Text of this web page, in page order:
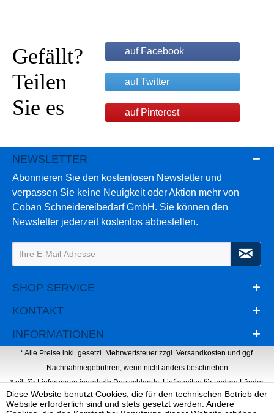
Gefällt?
Teilen
Sie es
auf Facebook
auf Twitter
auf Pinterest
NEWSLETTER
Abonnieren Sie den kostenlosen Newsletter und
verpassen Sie keine Neuigkeit oder Aktion mehr von
Coban Schneidereibedarf GmbH. Sie können den
Newsletter jederzeit kostenlos abbestellen.
SHOP SERVICE
KONTAKT
INFORMATIONEN
* Alle Preise inkl. gesetzl. Mehrwertsteuer zzgl. Versandkosten und ggf.
Nachnahmegebühren, wenn nicht anders beschrieben
* gilt für Lieferungen innerhalb Deutschlands, Lieferzeiten für andere Länder
entnehmen Sie bitte der Schaltfläche mit den Versandinformationen
Diese Website benutzt Cookies, die für den technischen Betrieb der
Website erforderlich sind und stets gesetzt werden. Andere